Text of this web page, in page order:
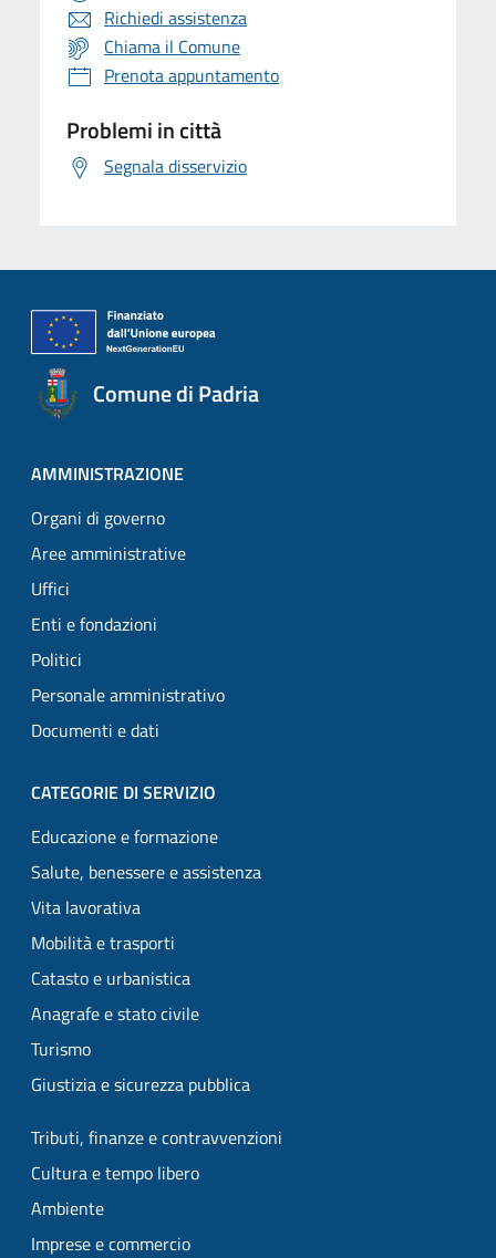
Richiedi assistenza
Chiama il Comune
Prenota appuntamento
Problemi in città
Segnala disservizio
Comune di Padria
AMMINISTRAZIONE
Organi di governo
Aree amministrative
Uffici
Enti e fondazioni
Politici
Personale amministrativo
Documenti e dati
CATEGORIE DI SERVIZIO
Educazione e formazione
Salute, benessere e assistenza
Vita lavorativa
Mobilità e trasporti
Catasto e urbanistica
Anagrafe e stato civile
Turismo
Giustizia e sicurezza pubblica
Tributi, finanze e contravvenzioni
Cultura e tempo libero
Ambiente
Imprese e commercio